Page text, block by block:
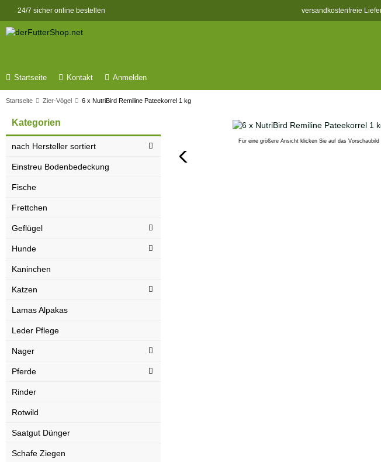
24/7 sicher online bestellen versandkostenfreie
Startseite Kontakt Anmelden
Startseite Zier-Vögel 6 x NutriBird Remiline Pateekorrel 1 kg
Für eine größere Ansicht klicken Sie auf das Vorschaubild
Kategorien
nach Hersteller sortiert
Einstreu Bodenbedeckung
Fische
Frettchen
Geflügel
Hunde
Kaninchen
Katzen
Lamas Alpakas
Leder Pflege
Nager
Pferde
Rinder
Rotwild
Saatgut Dünger
Schafe Ziegen